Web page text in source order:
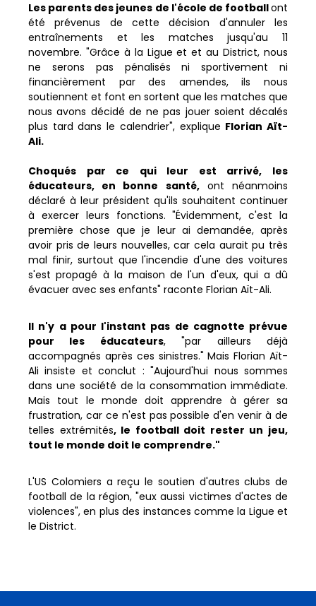
Les parents des jeunes de l'école de footballont
été prévenus de cette décision d'annuler les
entraînements et les matches jusqu'au 11
novembre. "Grâce à la Ligue et et au District, nous
ne serons pas pénalisés ni sportivement ni
financièrement par des amendes, ils nous
soutiennent et font en sortent que les matches que
nous avons décidé de ne pas jouer soient décalés
plus tard dans le calendrier", explique Florian Aït-
Ali.
Choqués par ce qui leur est arrivé, les
éducateurs, en bonne santé,ont néanmoins
déclaré à leur président qu'ils souhaitent continuer
à exercer leurs fonctions. "Évidemment, c'est la
première chose que je leur ai demandée, après
avoir pris de leurs nouvelles, car cela aurait pu très
mal finir, surtout que l'incendie d'une des voitures
s'est propagé à la maison de l'un d'eux, qui a dû
évacuer avec ses enfants" raconte Florian Aït-Ali.
Il n'y a pour l'instant pas de cagnotte prévue
pour les éducateurs, "par ailleurs déjà
accompagnés après ces sinistres." Mais Florian Aït-
Ali insiste et conclut : "Aujourd'hui nous sommes
dans une société de la consommation immédiate.
Mais tout le monde doit apprendre à gérer sa
frustration, car ce n'est pas possible d'en venir à de
telles extrémités, le football doit rester un jeu,
tout le monde doit le comprendre."
L'US Colomiers a reçu le soutien d'autres clubs de
football de la région, "eux aussi victimes d'actes de
violences", en plus des instances comme la Ligue et
le District.